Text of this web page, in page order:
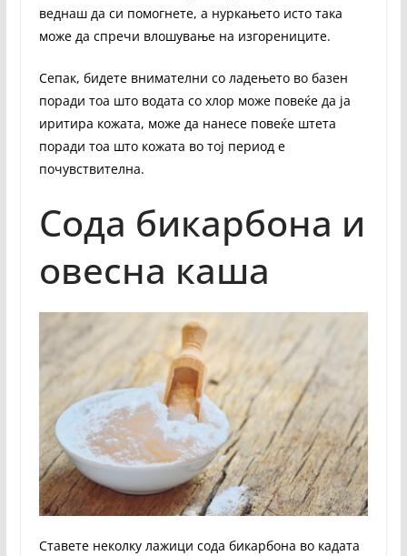
веднаш да си помогнете, а нуркањето исто така
може да спречи влошување на изгорениците.
Сепак, бидете внимателни со ладењето во базен
поради тоа што водата со хлор може повеќе да ја
иритира кожата, може да нанесе повеќе штета
поради тоа што кожата во тој период е
почувствителна.
Сода бикарбона и
овесна каша
Ставете неколку лажици сода бикарбона во кадата